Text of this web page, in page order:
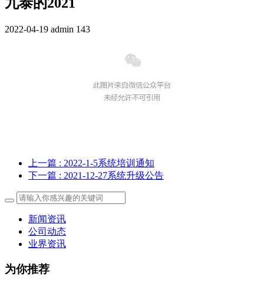
九泰的2021
2022-04-19 admin 143
上一篇 : 2022-1-5系统培训通知
下一篇 : 2021-12-27系统升级公告
新闻资讯
公司动态
业界资讯
为你推荐